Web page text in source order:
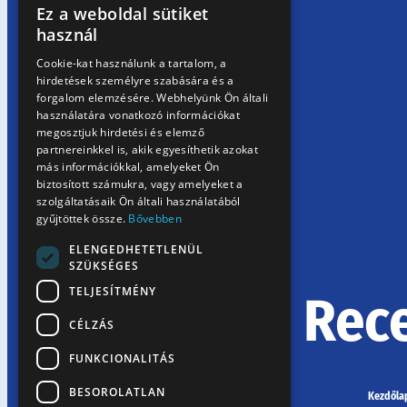
SK
RO
Ez a weboldal sütiket
használ
Cookie-kat használunk a tartalom, a
hirdetések személyre szabására és a
forgalom elemzésére. Webhelyünk Ön általi
használatára vonatkozó információkat
megosztjuk hirdetési és elemző
partnereinkkel is, akik egyesíthetik azokat
más információkkal, amelyeket Ön
biztosított számukra, vagy amelyeket a
szolgáltatásaik Ön általi használatából
gyűjtöttek össze. Bővebben
ELENGEDHETETLENÜL
SZÜKSÉGES
TELJESÍTMÉNY
CÉLZÁS
FUNKCIONALITÁS
BESOROLATLAN